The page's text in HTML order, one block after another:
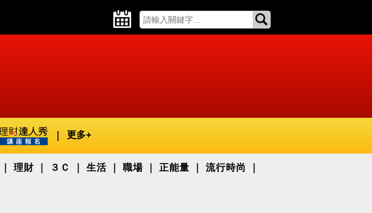
更多+
理財 ３Ｃ 生活 職場 正能量 流行時尚